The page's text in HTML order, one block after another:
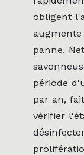
obligent
panne.
période
par an,
vérifier